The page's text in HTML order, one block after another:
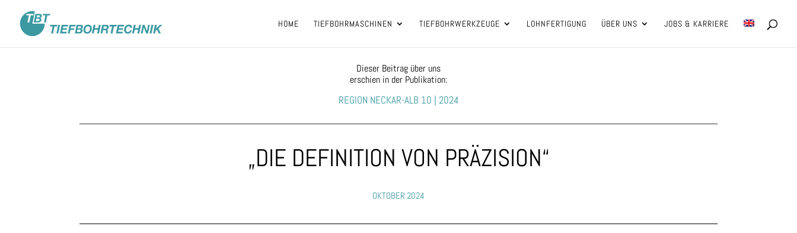
HOME TIEFBOHRMASCHINEN TIEFBOHRWERKZEUGE LOHNFERTIGUNG ÜBER UNS JOBS & KARRIERE
Dieser Beitrag über uns
erschien in der Publikation:
REGION NECKAR-ALB 10 | 2024
„DIE DEFINITION VON PRÄZISION“
OKTOBER 2024